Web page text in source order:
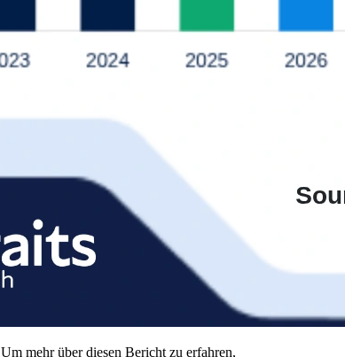
Um mehr über diesen Bericht zu erfahren,